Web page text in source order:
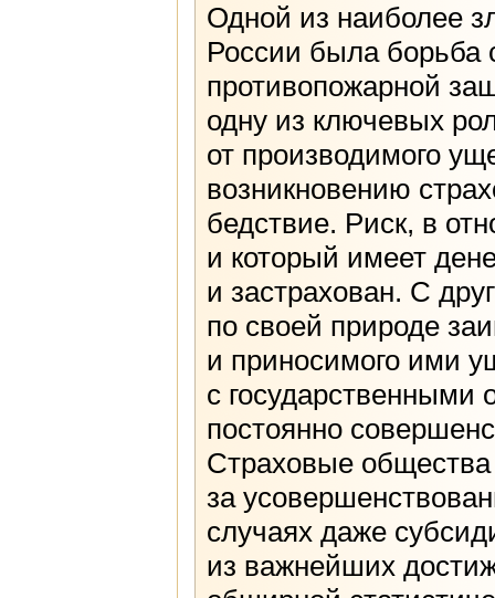
Одной из наиболее
России была борьба
противопожарной
одну из ключевых
от производимого
возникновению
бедствие. Риск, в
и который имеет
и застрахован. С
по своей природе
и приносимого ими
с
постоянно
Страховые
за
случаях даже
из важнейших